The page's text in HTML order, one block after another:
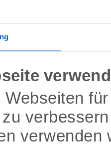
Webseiten